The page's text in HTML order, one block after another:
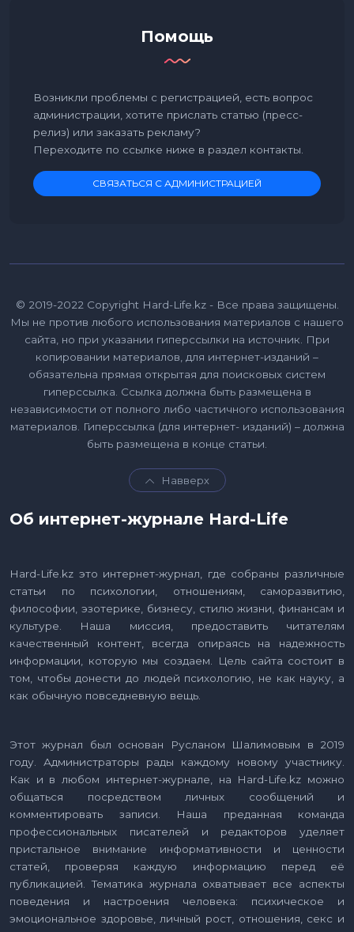
Помощь
Возникли проблемы с регистрацией, есть вопрос
администрации, хотите прислать статью (пресс-
релиз) или заказать рекламу?
Переходите по ссылке ниже в раздел контакты.
СВЯЗАТЬСЯ С АДМИНИСТРАЦИЕЙ
© 2019-2022 Copyright Hard-Life.kz - Все права защищены.
Мы не против любого использования материалов с нашего
сайта, но при указании гиперссылки на источник. При
копировании материалов, для интернет-изданий –
обязательна прямая открытая для поисковых систем
гиперссылка. Ссылка должна быть размещена в
независимости от полного либо частичного использования
материалов. Гиперссылка (для интернет- изданий) – должна
быть размещена в конце статьи.
Навверх
Об интернет-журнале Hard-Life
Hard-Life.kz это интернет-журнал, где собраны различные
статьи по психологии, отношениям, саморазвитию,
философии, эзотерике, бизнесу, стилю жизни, финансам и
культуре. Наша миссия, предоставить читателям
качественный контент, всегда опираясь на надежность
информации, которую мы создаем. Цель сайта состоит в
том, чтобы донести до людей психологию, не как науку, а
как обычную повседневную вещь.
Этот журнал был основан Русланом Шалимовым в 2019
году. Администраторы рады каждому новому участнику.
Как и в любом интернет-журнале, на Hard-Life.kz можно
общаться посредством личных сообщений и
комментировать записи. Наша преданная команда
профессиональных писателей и редакторов уделяет
пристальное внимание информативности и ценности
статей, проверяя каждую информацию перед её
публикацией. Тематика журнала охватывает все аспекты
поведения и настроения человека: психическое и
эмоциональное здоровье, личный рост, отношения, секс и